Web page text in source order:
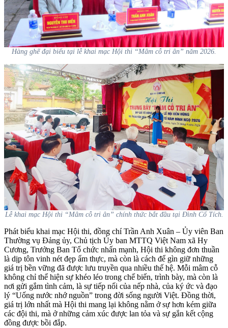
Hàng ghế đại biểu tại lễ khai mạc Hội thi “Mâm cỗ tri ân” năm 2026.
Lễ khai mạc Hội thi “Mâm cỗ tri ân” chính thức bắt đầu tại Đình Cổ Tích.
Phát biểu khai mạc Hội thi, đồng chí Trần Anh Xuân – Ủy viên Ban
Thường vụ Đảng ủy, Chủ tịch Ủy ban MTTQ Việt Nam xã Hy
Cương, Trưởng Ban Tổ chức nhấn mạnh, Hội thi không đơn thuần
là dịp tôn vinh nét đẹp ẩm thực, mà còn là cách để gìn giữ những
giá trị bền vững đã được lưu truyền qua nhiều thế hệ. Mỗi mâm cỗ
không chỉ thể hiện sự khéo léo trong chế biến, trình bày, mà còn là
nơi gửi gắm tình cảm, là sự tiếp nối của nếp nhà, của ký ức và đạo
lý “Uống nước nhớ nguồn” trong đời sống người Việt. Đồng thời,
giá trị lớn nhất mà Hội thi mang lại không nằm ở sự hơn kém giữa
các đội thi, mà ở những cảm xúc được lan tỏa và sự gắn kết cộng
đồng được bồi đắp.